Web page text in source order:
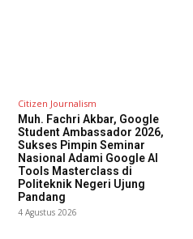
Citizen Journalism
Muh. Fachri Akbar, Google
Student Ambassador 2026,
Sukses Pimpin Seminar
Nasional Adami Google AI
Tools Masterclass di
Politeknik Negeri Ujung
Pandang
4 Agustus 2026